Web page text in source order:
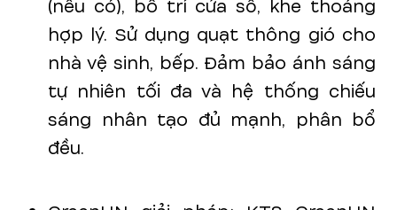
(nếu có), bố trí cửa sổ, khe thoáng
hợp lý. Sử dụng quạt thông gió cho
nhà vệ sinh, bếp. Đảm bảo ánh sáng
tự nhiên tối đa và hệ thống chiếu
sáng nhân tạo đủ mạnh, phân bổ
đều.